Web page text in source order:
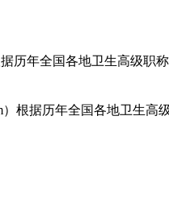
历年全国各地卫生高级职
据历年全国各地卫生高